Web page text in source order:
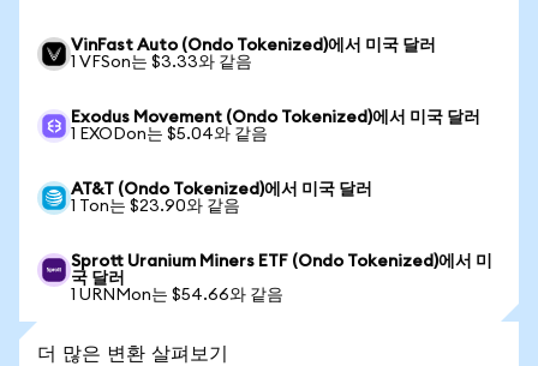
VinFast Auto (Ondo Tokenized)에서 미국 달러
1 VFSon는 $3.33와 같음
Exodus Movement (Ondo Tokenized)에서 미국 달러
1 EXODon는 $5.04와 같음
AT&T (Ondo Tokenized)에서 미국 달러
1 Ton는 $23.90와 같음
Sprott Uranium Miners ETF (Ondo Tokenized)에서 미
국 달러
1 URNMon는 $54.66와 같음
더 많은 변환 살펴보기